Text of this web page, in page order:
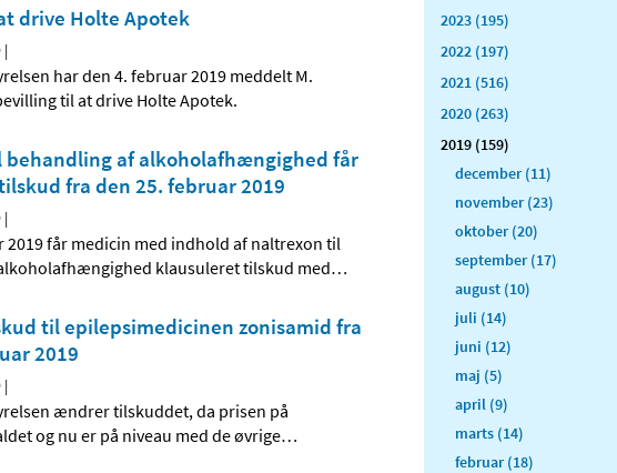
drive Holte Apotek
|
har den 4. februar 2019 meddelt M.
til at drive Holte Apotek.
behandling af alkoholafhængighed får
fra den 25. februar 2019
|
2019 får medicin med indhold af naltrexon til
klausuleret tilskud med…
til epilepsimedicinen zonisamid fra
2019
|
ændrer tilskuddet, da prisen på
og nu er på niveau med de øvrige…
2023 (195)
2022 (197)
2021 (516)
2020 (263)
2019 (159)
december (11)
november (23)
oktober (20)
september (17)
august (10)
juli (14)
juni (12)
maj (5)
april (9)
marts (14)
februar (18)